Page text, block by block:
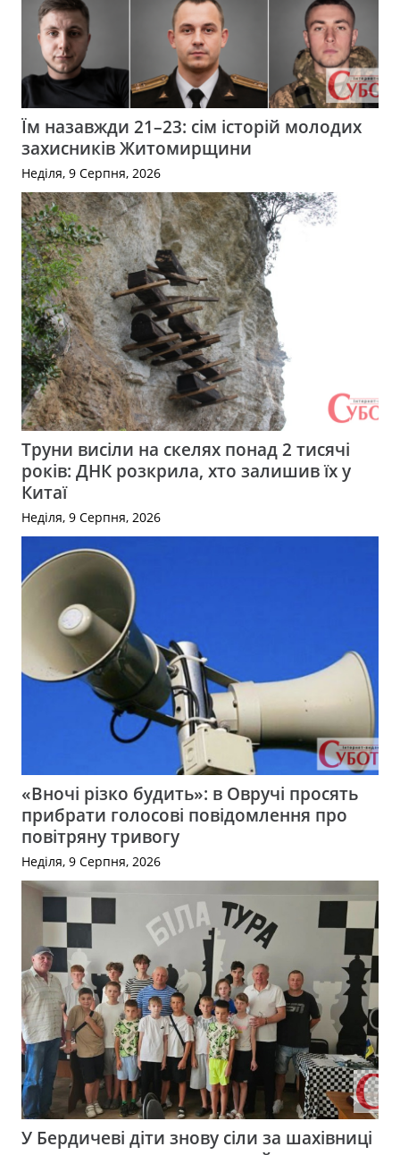
Їм назавжди 21–23: сім історій молодих
захисників Житомирщини
Неділя, 9 Серпня, 2026
Труни висіли на скелях понад 2 тисячі
років: ДНК розкрила, хто залишив їх у
Китаї
Неділя, 9 Серпня, 2026
«Вночі різко будить»: в Овручі просять
прибрати голосові повідомлення про
повітряну тривогу
Неділя, 9 Серпня, 2026
У Бердичеві діти знову сіли за шахівниці